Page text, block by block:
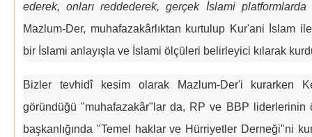
ederek, onları reddederek, gerçek İslami platformlarda
Mazlum-Der, muhafazakârlıktan kurtulup Kur'ani İslam
bir İslami anlayışla ve İslami ölçüleri belirleyici kılarak
Bizler tevhidî kesim olarak Mazlum-Der'i kurarken
göründüğü "muhafazakâr"lar da, RP ve BBP liderlerinin
başkanlığında "Temel haklar ve Hürriyetler Derneği"ni